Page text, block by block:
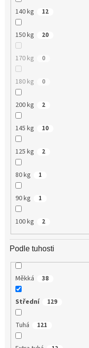
140 kg 12
150 kg 20
170 kg 0
180 kg 0
200 kg 2
145 kg 10
125 kg 2
80 kg 1
90 kg 1
100 kg 2
Podle tuhosti
Měkká 38
Střední 129
Tuhá 121